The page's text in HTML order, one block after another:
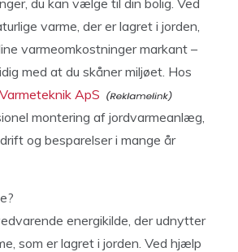
du kan vælge til din bolig. Ved
varme, der er lagret i jorden,
varmeomkostninger markant –
med at du skåner miljøet. Hos
ApS
montering af jordvarmeanlæg,
og besparelser i mange år
energikilde, der udnytter
som er lagret i jorden. Ved hjælp